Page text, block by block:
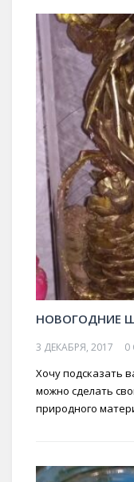
НОВОГОДНИЕ
3 ДЕКАБРЯ, 2017 0
Хочу подсказать
можно сделать
природного